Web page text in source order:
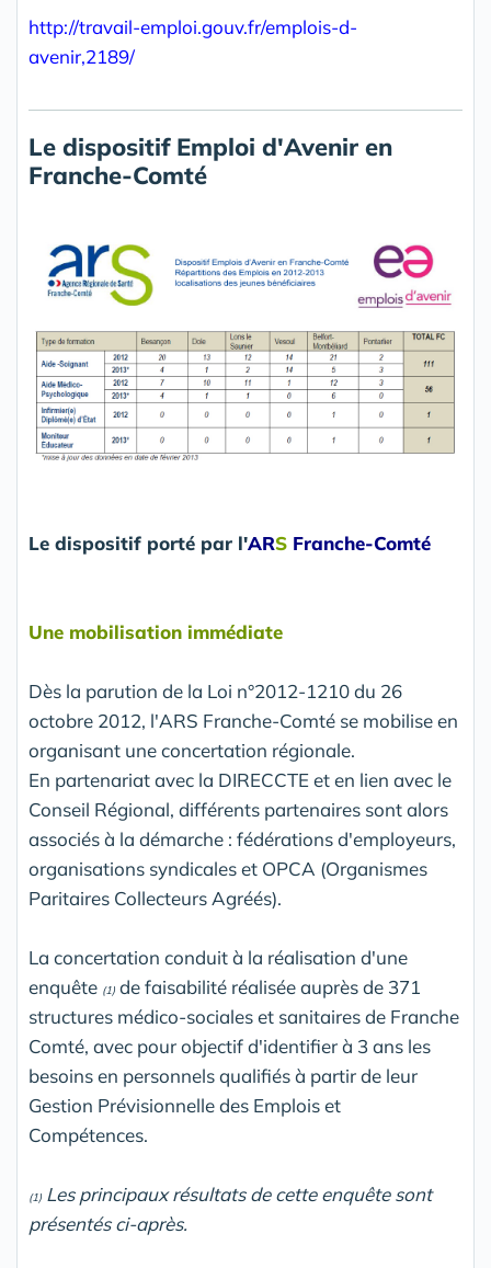
http://travail-emploi.gouv.fr/emplois-d-
avenir,2189/
Le dispositif Emploi d'Avenir en
Franche-Comté
Le dispositif porté par l'ARS Franche-Comté
Une mobilisation immédiate
Dès la parution de la Loi n°2012-1210 du 26
octobre 2012, l'ARS Franche-Comté se mobilise en
organisant une concertation régionale.
En partenariat avec la DIRECCTE et en lien avec le
Conseil Régional, différents partenaires sont alors
associés à la démarche : fédérations d'employeurs,
organisations syndicales et OPCA (Organismes
Paritaires Collecteurs Agréés).
La concertation conduit à la réalisation d'une
enquête (1) de faisabilité réalisée auprès de 371
structures médico-sociales et sanitaires de Franche
Comté, avec pour objectif d'identifier à 3 ans les
besoins en personnels qualifiés à partir de leur
Gestion Prévisionnelle des Emplois et
Compétences.
(1) Les principaux résultats de cette enquête sont
présentés ci-après.